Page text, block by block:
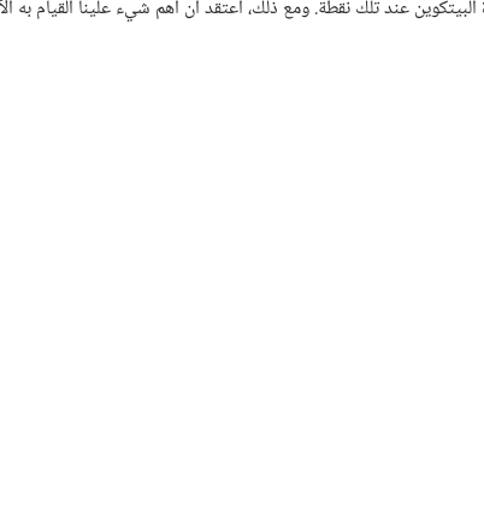
عند تلك نقطة. ومع ذلك، أعتقد أن أهم شيء علينا القيام به